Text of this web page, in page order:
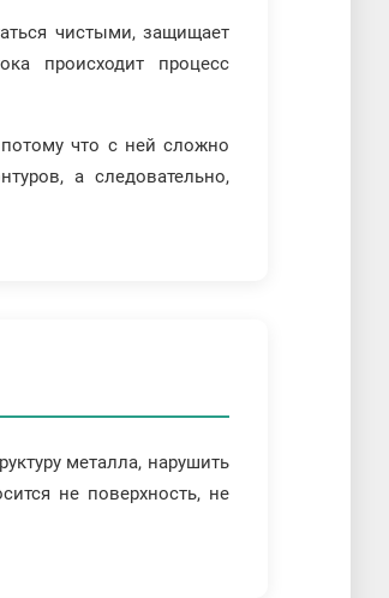
чистыми, защищает
происходит процесс
что с ней сложно
а следовательно,
металла, нарушить
не поверхность, не